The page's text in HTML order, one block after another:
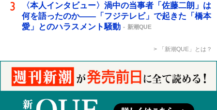
〈本人インタビュー〉渦中の当事者「佐藤二朗」は
何を語ったのか――「フジテレビ」で起きた「橋本
愛」とのハラスメント騒動
新潮QUE
「新潮QUE」とは？